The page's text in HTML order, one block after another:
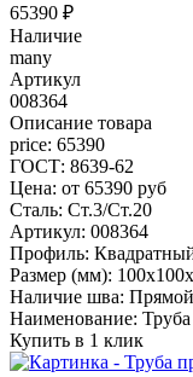
65390 ₽
Наличие
many
Артикул
008364
Описание товара
price: 65390
ГОСТ: 8639-62
Цена: от 65390 руб
Сталь: Ст.3/Ст.20
Артикул: 008364
Профиль:
Размер (мм):
Наличие шва: Прямой
Наименование:
Купить в 1 клик